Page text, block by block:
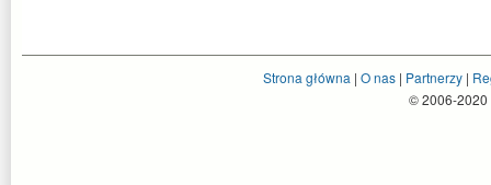
Strona główna | O nas| Partnerzy|
© 2006-2020